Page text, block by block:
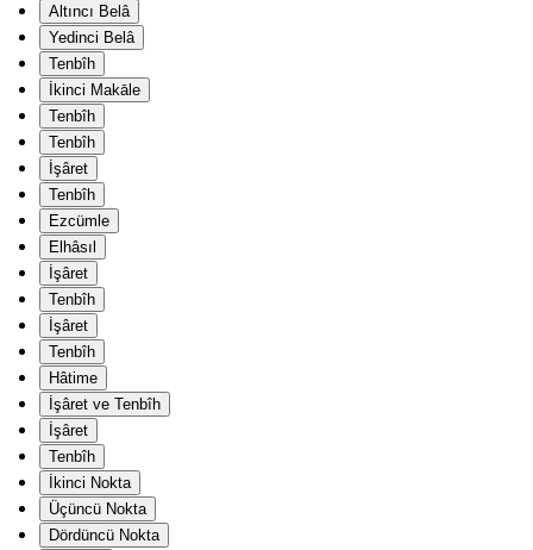
Altıncı Belâ
Yedinci Belâ
Tenbîh
İkinci Makāle
Tenbîh
Tenbîh
İşâret
Tenbîh
Ezcümle
Elhâsıl
İşâret
Tenbîh
İşâret
Tenbîh
Hâtime
İşâret ve Tenbîh
İşâret
Tenbîh
İkinci Nokta
Üçüncü Nokta
Dördüncü Nokta